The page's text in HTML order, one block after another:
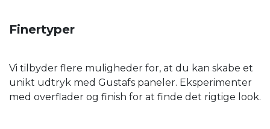
Finertyper
Vi tilbyder flere muligheder for, at du kan skabe et
unikt udtryk med Gustafs paneler. Eksperimenter
med overflader og finish for at finde det rigtige look.